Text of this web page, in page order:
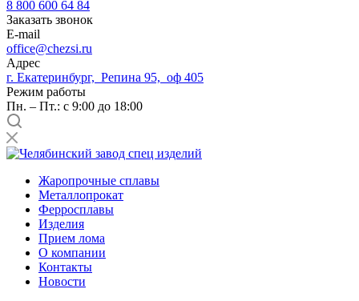
8 800 600 64 84
Заказать звонок
E-mail
office@chezsi.ru
Адрес
г. Екатеринбург, Репина 95, оф 405
Режим работы
Пн. – Пт.: с 9:00 до 18:00
Жаропрочные сплавы
Металлопрокат
Ферросплавы
Изделия
Прием лома
О компании
Контакты
Новости